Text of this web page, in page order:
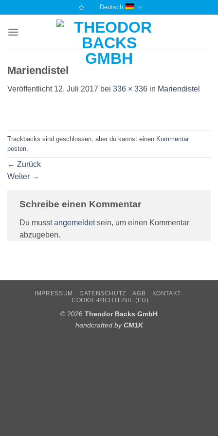
springen
Deutsch
Mariendistel
Veröffentlicht 12. Juli 2017 bei 336 × 336 in Mariendistel
Trackbacks sind geschlossen, aber du kannst einen Kommentar
posten
← Zurück
Weiter →
Schreibe einen Kommentar
Du musstangemeldetsein, um einen Kommentar
abzugeben.
IMPRESSUM DATENSCHUTZ AGB
KONTAKT
COOKIE-RICHTLINIE (EU)
© 2026 Theodor Backs GmbH
handcrafted byCM1K